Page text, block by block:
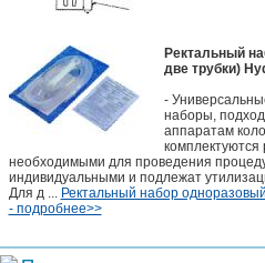
Ректальный
две трубки)
-
наборы,
аппаратам
необходимыми для проведения
индивидуальными и подлежат
Для д ... Ректальный набор
- подробнее>>